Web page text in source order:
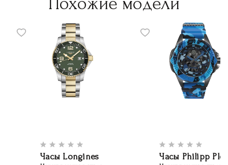
Часы Longines Часы Philipp